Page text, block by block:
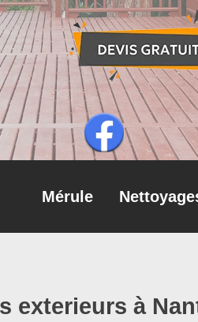
Mérule
exterieurs à